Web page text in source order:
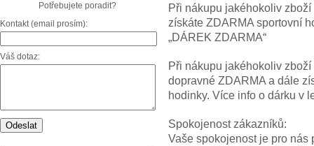
Potřebujete poradit?
Kontakt (email prosím):
Váš dotaz:
Při nákupu jakéhokoliv
získáte ZDARMA sportovní
„DÁREK ZDARMA“
Při nákupu jakéhokoliv
dopravné ZDARMA a dále
hodinky. Více info o dárku v
Spokojenost zákazníků:
Vaše spokojenost je pro nás